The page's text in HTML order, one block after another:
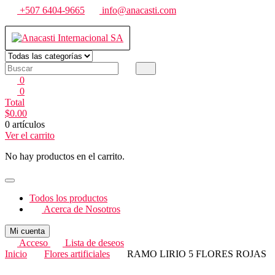
Saltar
contenido
+507 6404-9665 info@anacasti.com
Anacasti Internacional SA
Ventas de productos al por mayor de flores y plantas. juguetes,
0
0
Total
$0.00
0 artículos
Ver el carrito
No hay productos en el carrito.
Todos los productos
Acerca de Nosotros
Mi cuenta
Acceso
Lista de deseos
Inicio
Flores artificiales RAMO LIRIO 5 FLORES ROJAS